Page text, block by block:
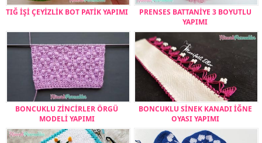
TIĞ İŞİ ÇEYİZLİK BOT PATİK YAPIMI
PRENSES BATTANİYE 3 BOYUTLU
YAPIMI
BONCUKLU ZİNCİRLER ÖRGÜ
MODELİ YAPIMI
BONCUKLU SİNEK KANADI İĞNE
OYASI YAPIMI